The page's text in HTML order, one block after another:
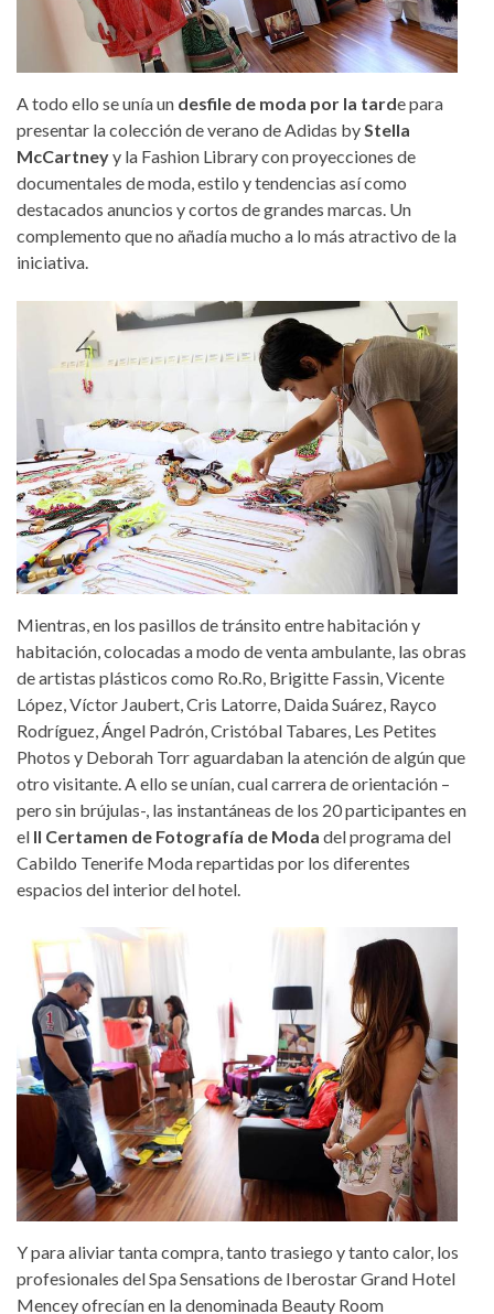
A todo ello se unía un desfile de moda por la tarde para
presentar la colección de verano de Adidas byStella
McCartneyy la Fashion Library con proyecciones de
documentales de moda, estilo y tendencias así como
destacados anuncios y cortos de grandes marcas. Un
complemento que no añadía mucho a lo más atractivo de la
iniciativa.
Mientras, en los pasillos de tránsito entre habitación y
habitación, colocadas a modo de venta ambulante, las obras
de artistas plásticos como Ro.Ro, Brigitte Fassin, Vicente
López, Víctor Jaubert, Cris Latorre, Daida Suárez, Rayco
Rodríguez, Ángel Padrón, Cristóbal Tabares, Les Petites
Photos y Deborah Torr aguardaban la atención de algún que
otro visitante. A ello se unían, cual carrera de orientación –
pero sin brújulas-, las instantáneas de los 20 participantes en
el II Certamen de Fotografía de Moda del programa del
Cabildo Tenerife Moda repartidas por los diferentes
espacios del interior del hotel.
Y para aliviar tanta compra, tanto trasiego y tanto calor, los
profesionales del Spa Sensations de Iberostar Grand Hotel
Mencey ofrecían en la denominada Beauty Room